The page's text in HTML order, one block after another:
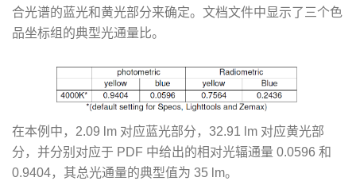
合光谱的蓝光和黄光部分来确定。文档文件中显示了三个色
品坐标组的典型光通量比。
在本例中，2.09 lm 对应蓝光部分，32.91 lm 对应黄光部
分，并分别对应于 PDF 中给出的相对光辐通量 0.0596 和
0.9404，其总光通量的典型值为 35 lm。